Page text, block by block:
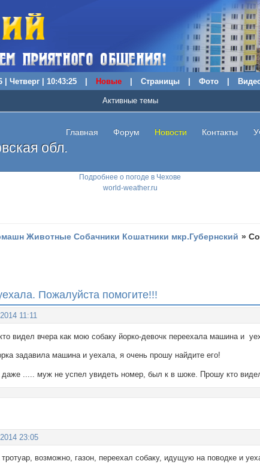
| Четверг | 10:43:26 Новые Страницы Фото
Подробнее о погоде в Чехове
world-weather.ru
обл.
Главная Форум Новости Контакты
Активные темы
Животные Собачники Кошатники мкр.Губернский »
Пожалуйста помогите!!!
11:11
видел вчера как мою собаку йорко-девочк переехала машина и
задавила машина и уехала, я очень прошу найдите его!
..... муж не успел увидеть номер, был к в шоке. Прошу кто
23:05
возможно, газон, переехал собаку, идущую на поводке и